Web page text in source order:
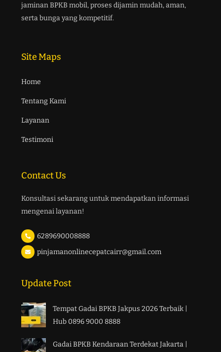
jaminan BPKB mobil, proses dijamin mudah, aman,
serta bunga yang kompetitif.
Site Maps
Home
Tentang Kami
Layanan
Testimoni
Contact Us
Konsultasi sekarang untuk mendapatkan informasi
mengenai layanan!
6289690008888
pinjamanonlinecepatcairr@gmail.com
Update Post
Tempat Gadai BPKB Jakpus 2026 Terbaik |
Hub 0896 9000 8888
Gadai BPKB Kendaraan Terdekat Jakarta |